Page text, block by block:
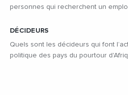
personnes qui recherchent un
DÉCIDEURS
Quels sont les décideurs qui font
politique des pays du pourtour